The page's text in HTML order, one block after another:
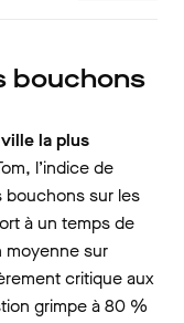
bouchons
la plus
l’indice de
bouchons sur les
à un temps de
moyenne sur
critique aux
grimpe à 80 %